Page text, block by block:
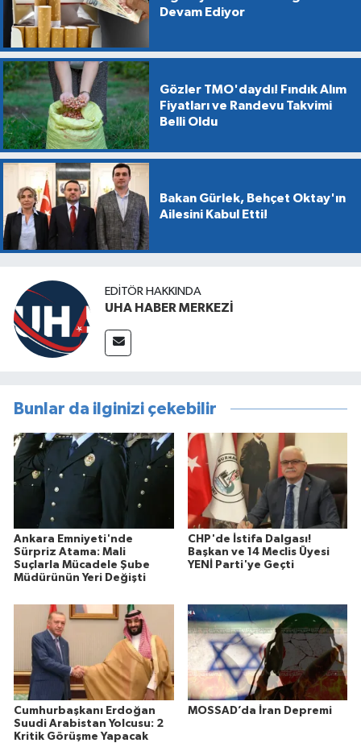
Devam Ediyor
Gözler TMO'daydı! Fındık Alım
Fiyatları ve Randevu Takvimi
Belli Oldu
Bakan Gürlek, Behçet Oktay'ın
Ailesini Kabul Etti!
EDITÖR HAKKINDA
UHA HABER MERKEZİ
Bunlar da ilginizi çekebilir
Ankara Emniyeti'nde
Sürpriz Atama: Mali
Suçlarla Mücadele Şube
Müdürünün Yeri Değişti
CHP'de İstifa Dalgası!
Başkan ve 14 Meclis Üyesi
YENİ Parti'ye Geçti
Cumhurbaşkanı Erdoğan
Suudi Arabistan Yolcusu: 2
Kritik Görüşme Yapacak
MOSSAD’da İran Depremi